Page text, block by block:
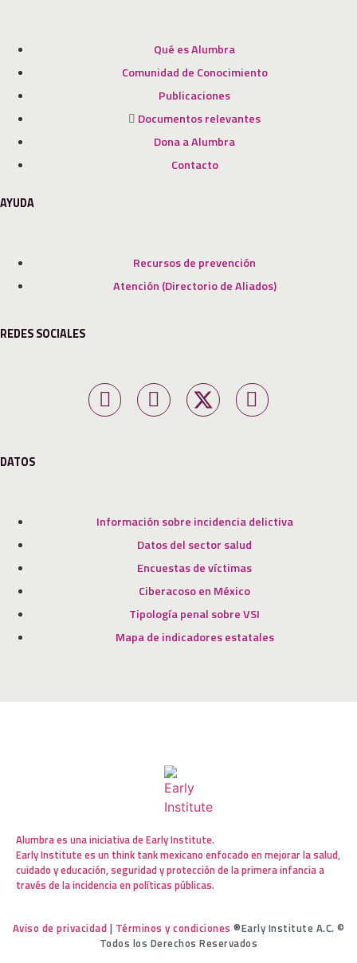
Qué es Alumbra
Comunidad de Conocimiento
Publicaciones
Documentos relevantes
Dona a Alumbra
Contacto
AYUDA
Recursos de prevención
Atención (Directorio de Aliados)
REDES SOCIALES
DATOS
Información sobre incidencia delictiva
Datos del sector salud
Encuestas de víctimas
Ciberacoso en México
Tipología penal sobre VSI
Mapa de indicadores estatales
Alumbra es una iniciativa de Early Institute.
Early Institute es un think tank mexicano enfocado en mejorar la salud,
cuidado y educación, seguridad y protección de la primera infancia a
través de la incidencia en políticas públicas.
Aviso de privacidad | Términos y condiciones ®Early Institute A.C. ©
Todos los Derechos Reservados